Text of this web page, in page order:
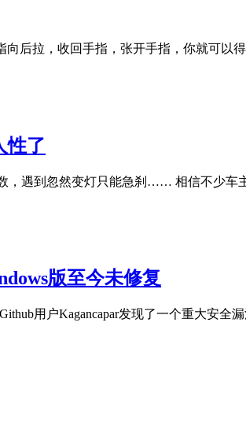
后拉，收回手指，张开手指，你就可
性了
，遇到忽然变灯只能急刹…… 相信不少
版至今未修复
用户Kagancapar发现了一个重大安全